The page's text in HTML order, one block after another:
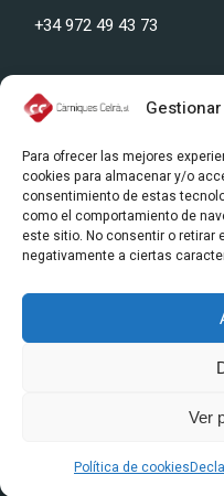
Para ofrecer las mejores
cookies para almacenar y/o
consentimiento de estas
como el comportamiento de
este sitio. No consentir o retirar
negativamente a ciertas
Ver
Política de cookies
+34 972 49 43 73
Polígono Industrial Celrà,
(Girona, SPAIN)
© 2024 CÀRNIQUES CELRÀ